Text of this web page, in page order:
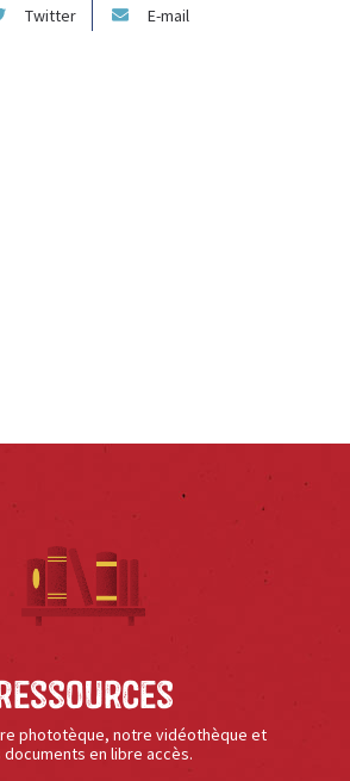
Twitter E-mail
phototèque, notre vidéothèque et
documents en libre accès.